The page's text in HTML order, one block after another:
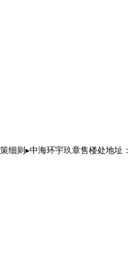
策细则▸中海环宇玖章售楼处地址